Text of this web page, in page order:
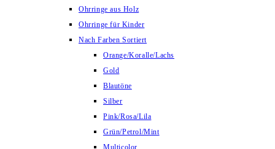
Ohrringe aus Holz
Ohrringe für Kinder
Nach Farben Sortiert
Orange/Koralle/Lachs
Gold
Blautöne
Silber
Pink/Rosa/Lila
Grün/Petrol/Mint
Multicolor